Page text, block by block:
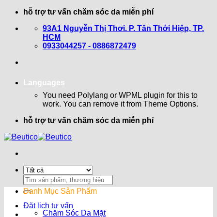
hỗ trợ tư vấn chăm sóc da miễn phí
93A1 Nguyễn Thị Thơi. P. Tân Thới Hiệp, TP.
HCM
0933044257 - 0886872479
Languages
You need Polylang or WPML plugin for this to
work. You can remove it from Theme Options.
hỗ trợ tư vấn chăm sóc da miễn phí
Search
for:
Đặt lịch tư vấn
Danh Mục Sản Phẩm
Chăm Sóc Da Mặt